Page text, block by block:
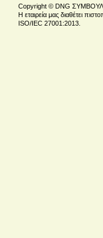
Copyright © DNG
Η εταιρεία μας διαθέτει
ISO/IEC 27001:2013.